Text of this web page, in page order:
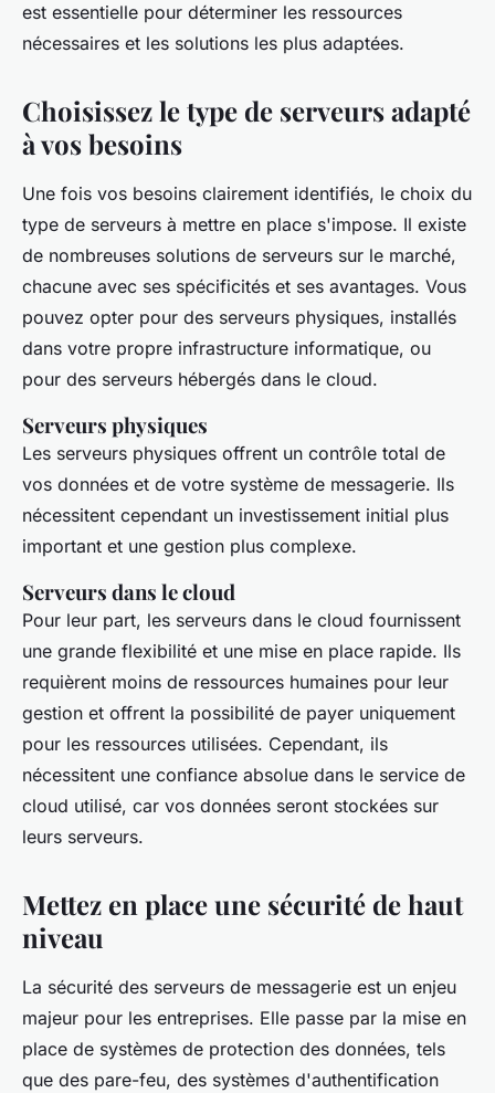
est essentielle pour déterminer les ressources
nécessaires et les solutions les plus adaptées.
Choisissez le type de serveurs adapté
à vos besoins
Une fois vos besoins clairement identifiés, le choix du
type de serveurs à mettre en place s'impose. Il existe
de nombreuses solutions de serveurs sur le marché,
chacune avec ses spécificités et ses avantages. Vous
pouvez opter pour des serveurs physiques, installés
dans votre propre infrastructure informatique, ou
pour des serveurs hébergés dans le cloud.
Serveurs physiques
Les serveurs physiques offrent un contrôle total de
vos données et de votre système de messagerie. Ils
nécessitent cependant un investissement initial plus
important et une gestion plus complexe.
Serveurs dans le cloud
Pour leur part, les serveurs dans le cloud fournissent
une grande flexibilité et une mise en place rapide. Ils
requièrent moins de ressources humaines pour leur
gestion et offrent la possibilité de payer uniquement
pour les ressources utilisées. Cependant, ils
nécessitent une confiance absolue dans le service de
cloud utilisé, car vos données seront stockées sur
leurs serveurs.
Mettez en place une sécurité de haut
niveau
La sécurité des serveurs de messagerie est un enjeu
majeur pour les entreprises. Elle passe par la mise en
place de systèmes de protection des données, tels
que des pare-feu, des systèmes d'authentification